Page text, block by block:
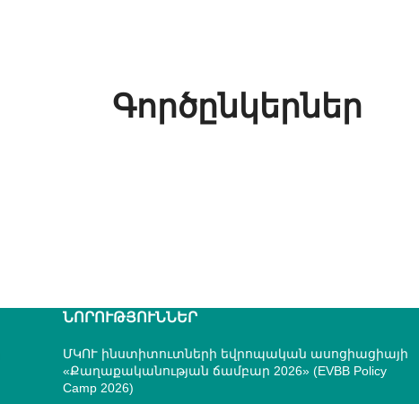
Գործընկերներ
ՆՈՐՈՒԹՅՈՒՆՆԵՐ
ՄԿՈՒ ինստիտուտների եվրոպական ասոցիացիայի
«Քաղաքականության ճամբար 2026» (EVBB Policy
Camp 2026)